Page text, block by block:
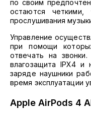
по своим
остаются
прослушивания
Управление
при помощи
отвечать на
влагозащита IPX4 и
заряде наушники
время эксплуатации
Apple AirPods 4